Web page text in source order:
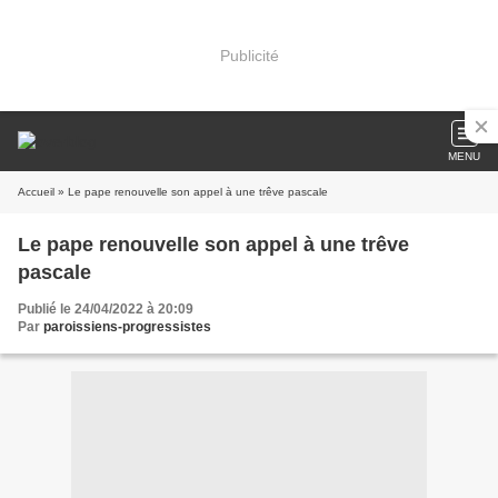
Publicité
MENU
Accueil » Le pape renouvelle son appel à une trêve pascale
Le pape renouvelle son appel à une trêve
pascale
Publié le 24/04/2022 à 20:09
Par paroissiens-progressistes